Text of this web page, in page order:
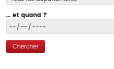
... et quand ?
Chercher